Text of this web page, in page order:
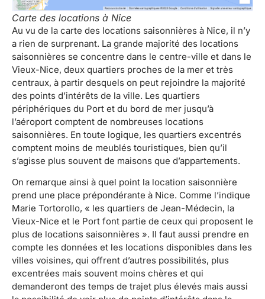
Carte des locations à Nice
Au vu de la carte des locations saisonnières à Nice, il n’y
a rien de surprenant. La grande majorité des locations
saisonnières se concentre dans le centre-ville et dans le
Vieux-Nice, deux quartiers proches de la mer et très
centraux, à partir desquels on peut rejoindre la majorité
des points d’intérêts de la ville. Les quartiers
périphériques du Port et du bord de mer jusqu’à
l’aéroport comptent de nombreuses locations
saisonnières. En toute logique, les quartiers excentrés
comptent moins de meublés touristiques, bien qu’il
s’agisse plus souvent de maisons que d’appartements.
On remarque ainsi à quel point la location saisonnière
prend une place prépondérante à Nice. Comme l’indique
Marie Tortorollo, « les quartiers de Jean-Médecin, la
Vieux-Nice et le Port font partie de ceux qui proposent le
plus de locations saisonnières ». Il faut aussi prendre en
compte les données et les locations disponibles dans les
villes voisines, qui offrent d’autres possibilités, plus
excentrées mais souvent moins chères et qui
demanderont des temps de trajet plus élevés mais aussi